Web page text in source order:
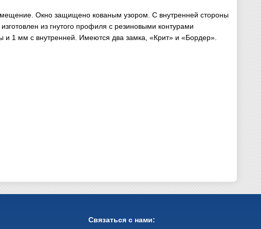
Окно защищено кованым узором. С внутренней стороны
из гнутого профиля с резиновыми контурами
1 мм с внутренней. Имеются два замка, «Крит» и «Бордер».
Связаться с нами: